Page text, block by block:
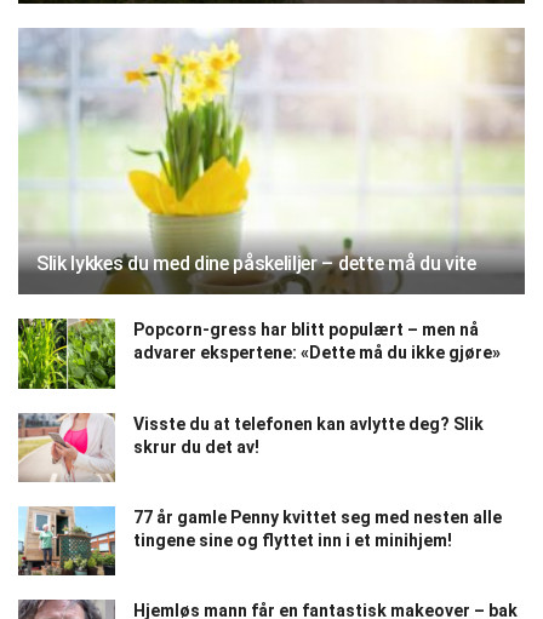
Slik lykkes du med dine påskeliljer – dette må du vite
Popcorn-gress har blitt populært – men nå
advarer ekspertene: «Dette må du ikke gjøre»
Visste du at telefonen kan avlytte deg? Slik
skrur du det av!
77 år gamle Penny kvittet seg med nesten alle
tingene sine og flyttet inn i et minihjem!
Hjemløs mann får en fantastisk makeover – bak